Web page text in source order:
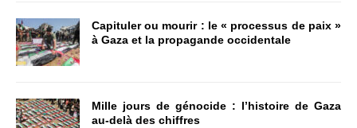
Capituler ou mourir : le « processus de paix »
à Gaza et la propagande occidentale
Mille jours de génocide : l’histoire de Gaza
au-delà des chiffres